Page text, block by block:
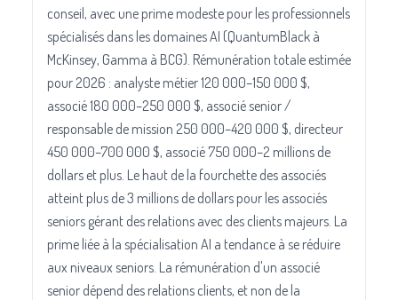
conseil, avec une prime modeste pour les professionnels
spécialisés dans les domaines AI (QuantumBlack à
McKinsey, Gamma à BCG). Rémunération totale estimée
pour 2026 : analyste métier 120 000–150 000 $,
associé 180 000–250 000 $, associé senior /
responsable de mission 250 000–420 000 $, directeur
450 000–700 000 $, associé 750 000–2 millions de
dollars et plus. Le haut de la fourchette des associés
atteint plus de 3 millions de dollars pour les associés
seniors gérant des relations avec des clients majeurs. La
prime liée à la spécialisation AI a tendance à se réduire
aux niveaux seniors. La rémunération d'un associé
senior dépend des relations clients, et non de la